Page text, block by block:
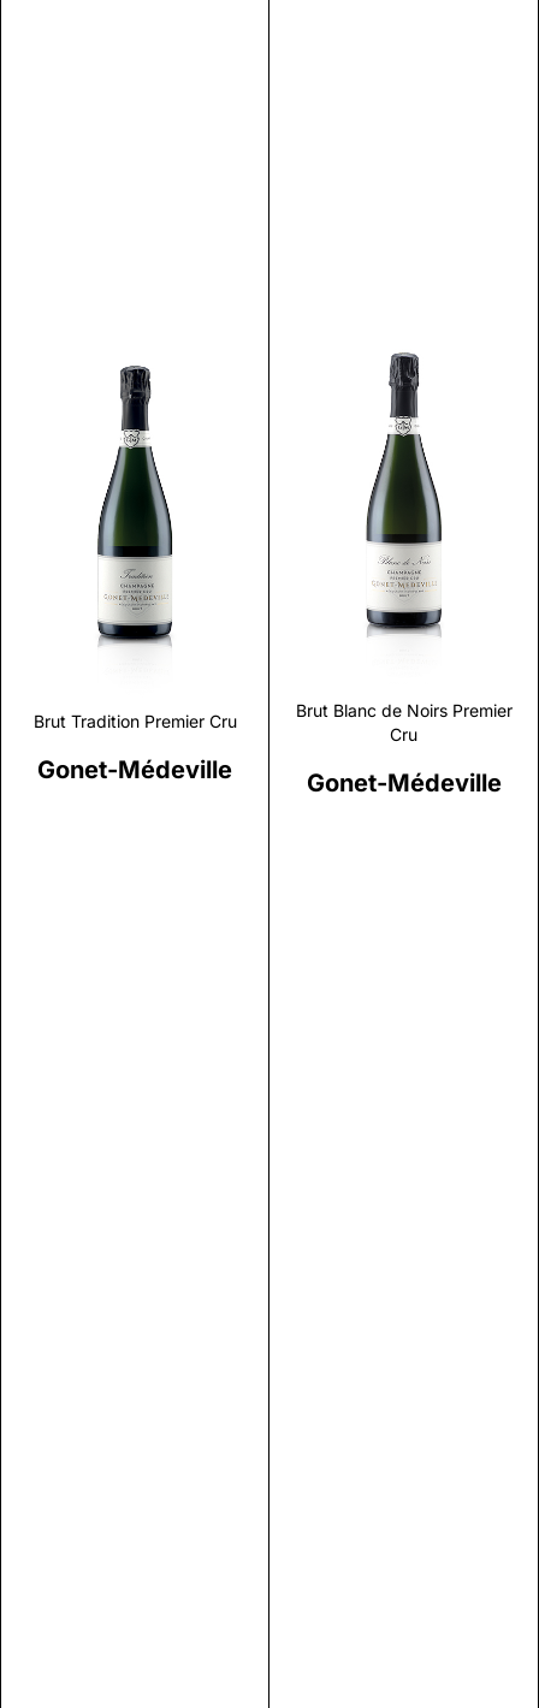
Brut Tradition Premier Cru
Gonet-Médeville
Discover
Brut Blanc de Noirs Premier
Cru
Gonet-Médeville
Discover